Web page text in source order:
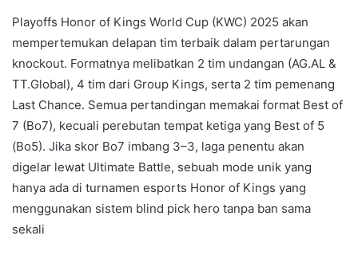
Playoffs Honor of Kings World Cup (KWC) 2025 akan
mempertemukan delapan tim terbaik dalam pertarungan
knockout. Formatnya melibatkan 2 tim undangan (AG.AL &
TT.Global), 4 tim dari Group Kings, serta 2 tim pemenang
Last Chance. Semua pertandingan memakai format Best of
7 (Bo7), kecuali perebutan tempat ketiga yang Best of 5
(Bo5). Jika skor Bo7 imbang 3–3, laga penentu akan
digelar lewat Ultimate Battle, sebuah mode unik yang
hanya ada di turnamen esports Honor of Kings yang
menggunakan sistem blind pick hero tanpa ban sama
sekali